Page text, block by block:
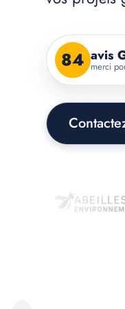
84 avis
merci